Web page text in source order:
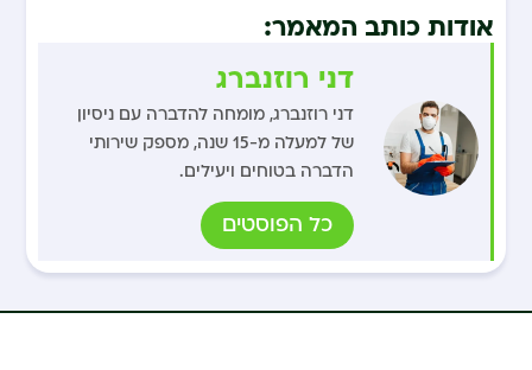
אודות כותב המאמר:
דני רוזנברג
דני רוזנברג, מומחה להדברה עם ניסיון
של למעלה מ-15 שנה, מספק שירותי
הדברה בטוחים ויעילים.
כל הפוסטים